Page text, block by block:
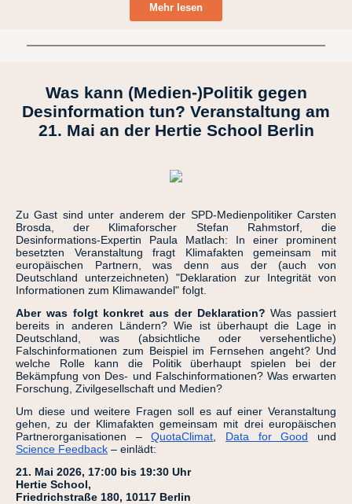
Mehr lesen
Was kann (Medien-)Politik gegen
Desinformation tun? Veranstaltung am
21. Mai an der Hertie School Berlin
Zu Gast sind unter anderem der SPD-Medienpolitiker Carsten
Brosda, der Klimaforscher Stefan Rahmstorf, die
Desinformations-Expertin Paula Matlach: In einer prominent
besetzten Veranstaltung fragt Klimafakten gemeinsam mit
europäischen Partnern, was denn aus der (auch von
Deutschland unterzeichneten) "Deklaration zur Integrität von
Informationen zum Klimawandel" folgt.
Aber was folgt konkret aus der Deklaration? Was passiert
bereits in anderen Ländern? Wie ist überhaupt die Lage in
Deutschland, was (absichtliche oder versehentliche)
Falschinformationen zum Beispiel im Fernsehen angeht? Und
welche Rolle kann die Politik überhaupt spielen bei der
Bekämpfung von Des- und Falschinformationen? Was erwarten
Forschung, Zivilgesellschaft und Medien?
Um diese und weitere Fragen soll es auf einer Veranstaltung
gehen, zu der Klimafakten gemeinsam mit drei europäischen
Partnerorganisationen –QuotaClimat Data for Good und
Science Feedback – einlädt:
21. Mai 2026, 17:00 bis 19:30 Uhr
Hertie School,
Friedrichstraße 180, 10117 Berlin